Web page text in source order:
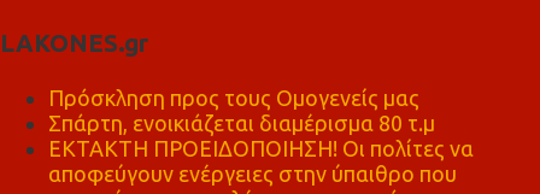
LAKONES.gr
Πρόσκληση προς τους Ομογενείς μας
Σπάρτη, ενοικιάζεται διαμέρισμα 80 τ.μ
ΕΚΤΑΚΤΗ ΠΡΟΕΙΔΟΠΟΙΗΣΗ! Οι πολίτες να
αποφεύγουν ενέργειες στην ύπαιθρο που